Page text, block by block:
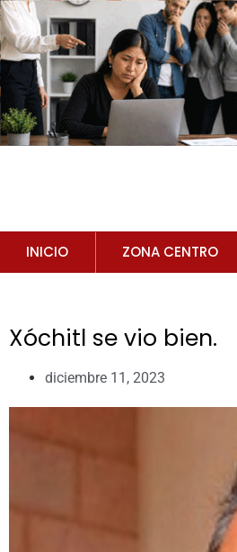
INICIO ZONA CENTRO
Xóchitl se vio bien.
diciembre 11, 2023